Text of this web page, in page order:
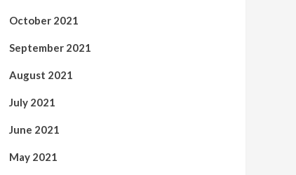
October 2021
September 2021
August 2021
July 2021
June 2021
May 2021